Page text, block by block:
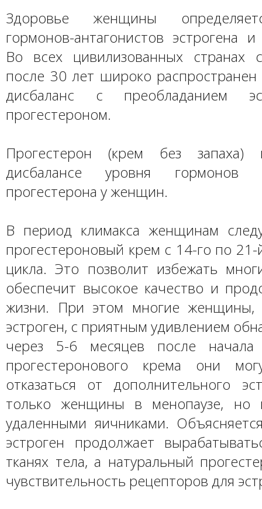
Здоровье женщины
гормонов-антагонистов эстрогена
Во всех цивилизованных странах
после 30 лет широко
дисбаланс с преобладанием
прогестероном.
Прогестерон (крем без
дисбалансе уровня гормонов
прогестерона у женщин.
В период климакса женщинам
прогестероновый крем с 14-го по
цикла. Это позволит избежать
обеспечит высокое качество и
жизни. При этом многие
эстроген, с приятным удивлением
через 5-6 месяцев после начала
прогестеронового крема они
отказаться от дополнительного
только женщины в менопаузе,
удаленными яичниками.
эстроген продолжает
тканях тела, а натуральный
чувствительность рецепторов для